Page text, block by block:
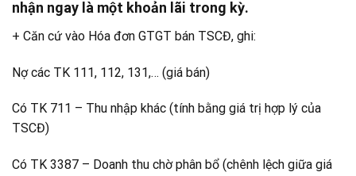
nhận ngay là một khoản lãi trong kỳ.
+ Căn cứ vào Hóa đơn GTGT bán TSCĐ, ghi:
Nợ các TK 111, 112, 131,… (giá bán)
Có TK 711 – Thu nhập khác (tính bằng giá trị hợp lý của
TSCĐ)
Có TK 3387 – Doanh thu chờ phân bổ (chênh lệch giữa giá